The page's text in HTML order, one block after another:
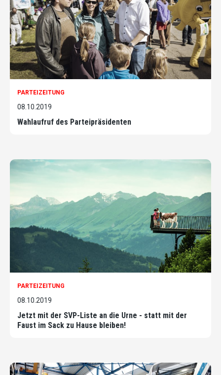
PARTEIZEITUNG
08.10.2019
Wahlaufruf des Parteipräsidenten
PARTEIZEITUNG
08.10.2019
Jetzt mit der SVP-Liste an die Urne - statt mit der
Faust im Sack zu Hause bleiben!